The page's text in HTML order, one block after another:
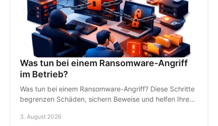
Was tun bei einem Ransomware-Angriff
im Betrieb?
Was tun bei einem Ransomware-Angriff? Diese Schritte
begrenzen Schäden, sichern Beweise und helfen Ihrem
3. August 2026